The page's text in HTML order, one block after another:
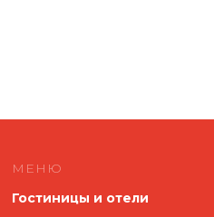
МЕНЮ
Гостиницы и отели